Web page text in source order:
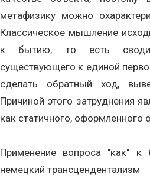
метафизику можно
Классическое мышление
к бытию, то есть
существующего к единой
сделать обратный ход,
Причиной этого затруднения
как статичного, оформленного
Применение вопроса "как"
немецкий трансцендентализм